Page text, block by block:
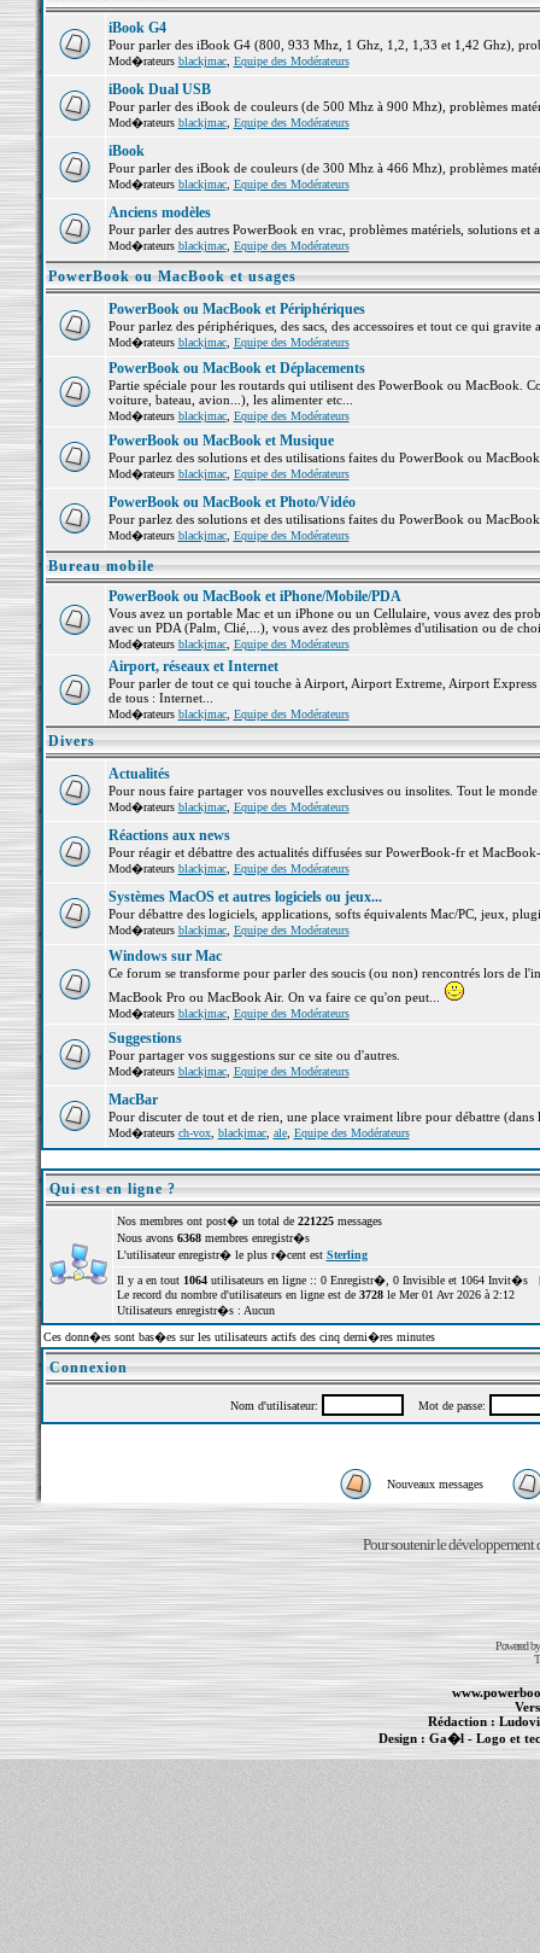
iBook G4
Pour parler des iBook G4 (800, 933 Mhz, 1 Ghz, 1,2, 1,33 et 1,42 Ghz),
Mod�rateurs blackjmac, Equipe des Modérateurs
iBook Dual USB
Pour parler des iBook de couleurs (de 500 Mhz à 900 Mhz), problèmes
Mod�rateurs blackjmac, Equipe des Modérateurs
iBook
Pour parler des iBook de couleurs (de 300 Mhz à 466 Mhz), problèmes
Mod�rateurs blackjmac, Equipe des Modérateurs
Anciens modèles
Pour parler des autres PowerBook en vrac, problèmes matériels, solutions et
Mod�rateurs blackjmac, Equipe des Modérateurs
PowerBook ou MacBook et usages
PowerBook ou MacBook et Périphériques
Pour parlez des périphériques, des sacs, des accessoires et tout ce qui
Mod�rateurs blackjmac, Equipe des Modérateurs
PowerBook ou MacBook et Déplacements
Partie spéciale pour les routards qui utilisent des PowerBook ou MacBook.
voiture, bateau, avion...), les alimenter etc...
Mod�rateurs blackjmac, Equipe des Modérateurs
PowerBook ou MacBook et Musique
Pour parlez des solutions et des utilisations faites du PowerBook ou
Mod�rateurs blackjmac, Equipe des Modérateurs
PowerBook ou MacBook et Photo/Vidéo
Pour parlez des solutions et des utilisations faites du PowerBook ou
Mod�rateurs blackjmac, Equipe des Modérateurs
Bureau mobile
PowerBook ou MacBook et iPhone/Mobile/PDA
Vous avez un portable Mac et un iPhone ou un Cellulaire, vous avez des
avec un PDA (Palm, Clié,...), vous avez des problèmes d'utilisation ou de
Mod�rateurs blackjmac, Equipe des Modérateurs
Airport, réseaux et Internet
Pour parler de tout ce qui touche à Airport, Airport Extreme, Airport
de tous : Internet...
Mod�rateurs blackjmac, Equipe des Modérateurs
Divers
Actualités
Pour nous faire partager vos nouvelles exclusives ou insolites. Tout le
Mod�rateurs blackjmac, Equipe des Modérateurs
Réactions aux news
Pour réagir et débattre des actualités diffusées sur PowerBook-fr et
Mod�rateurs blackjmac, Equipe des Modérateurs
Systèmes MacOS et autres logiciels ou jeux...
Pour débattre des logiciels, applications, softs équivalents Mac/PC, jeux,
Mod�rateurs blackjmac, Equipe des Modérateurs
Windows sur Mac
Ce forum se transforme pour parler des soucis (ou non) rencontrés lors de
MacBook Pro ou MacBook Air. On va faire ce qu'on peut...
Mod�rateurs blackjmac, Equipe des Modérateurs
Suggestions
Pour partager vos suggestions sur ce site ou d'autres.
Mod�rateurs blackjmac, Equipe des Modérateurs
MacBar
Pour discuter de tout et de rien, une place vraiment libre pour débattre (dans
Mod�rateurs ch-vox, blackjmac, ale, Equipe des Modérateurs
Qui est en ligne ?
Nos membres ont post� un total de 221225messages
Nous avons 6368membres enregistr�s
L'utilisateur enregistr� le plus r�cent est Sterling
Il y a en tout 1064utilisateurs en ligne :: 0 Enregistr�, 0 Invisible et 1064 Invit�s
Le record du nombre d'utilisateurs en ligne est de 3728le Mer 01 Avr 2026 à 2:12
Utilisateurs enregistr�s : Aucun
Ces donn�es sont bas�es sur les utilisateurs actifs des cinq derni�res minutes
Connexion
Nom d'utilisateur: Mot de passe:
Nouveaux messages
Pour soutenir le développement
Powered
Rédaction :
Design : Ga�l- Logo et